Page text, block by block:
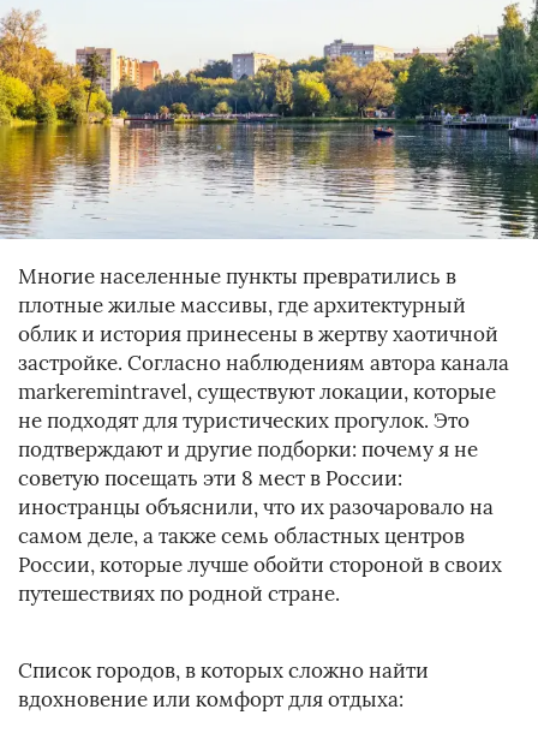
Многие населенные пункты превратились в
плотные жилые массивы, где архитектурный
облик и история принесены в жертву хаотичной
застройке. Согласно наблюдениям автора канала
markeremintravel, существуют локации, которые
не подходят для туристических прогулок. Это
подтверждают и другие подборки: почему я не
советую посещать эти 8 мест в России:
иностранцы объяснили, что их разочаровало на
самом деле, а также семь областных центров
России, которые лучше обойти стороной в своих
путешествиях по родной стране.
Список городов, в которых сложно найти
вдохновение или комфорт для отдыха: